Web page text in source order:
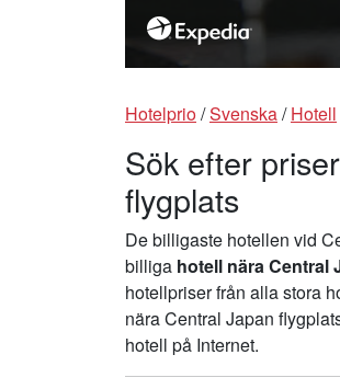
Hotelprio/Svenska/Hotell
Sök efter
flygplats
De billigaste hotellen vid
billiga hotell nära Central
hotellpriser från alla stora
nära Central Japan
hotell på Internet.